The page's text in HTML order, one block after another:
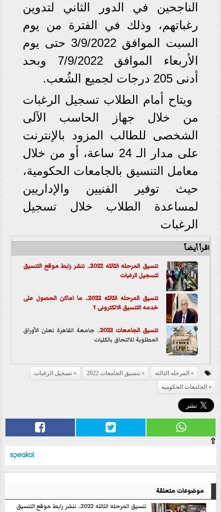
الناجحين في الدور الثاني لتدوين
رغباتهم، وذلك في الفترة من يوم
السبت الموافق 3/9/2022 حتى يوم
الأربعاء الموافق 7/9/2022 وبحد
أدنى 205 درجات لجميع الشُعب.
ويتاح أمام الطلاب تسجيل الرغبات
من خلال جهاز الحاسب الآلى
الشخصى للطالب المزود بالإنترنت
على مدار الـ 24 ساعة، أو من خلال
معامل التنسيق بالجامعات الحكومية،
حيث توفير الفنيين والإداريين
لمساعدة الطلاب خلال تسجيل
الرغبات
اقرأ أيضاً
تنسيق المرحله الثالثه 2022.. ننشر رابط موقع التنسيق
لتسجيل الرغبات
تنسيق المرحله الثالثه 2022.. ما اماكن الحصول على
خدمه التنسيق الالكترونى ؟
تنسيق الجامعات 2022
.. جامعة القاهرة تعلن الأوراق
المطلوبة للالتحاق بالكليات
المرحله الثالثه تنسيق الجامعات 2022
تسجيل الرغبات
الجامعات الحكوميه
⇧
موضوعات متعلقة
تنسيق المرحله الثالثه 2022.. ننشر رابط موقع التنسيق